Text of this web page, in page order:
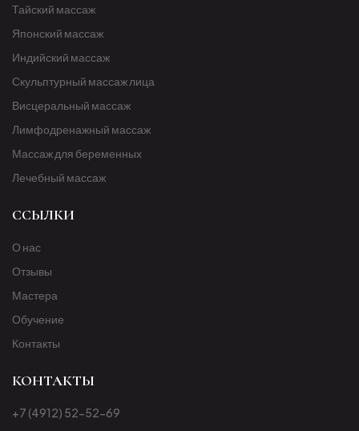
Тайский массаж
Японский массаж
Индийский массаж
Скульптурный массаж лица
Висцеральный массаж
Лимфодренажный массаж
Массаж для беременных
Лечебный массаж
ССЫЛКИ
О нас
Отзывы
Мастера
Обучение
Контакты
КОНТАКТЫ
+7 (4912) 52-52-69